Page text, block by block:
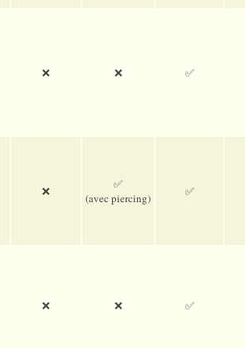
❌ ❌ ✅
❌
✅
(avec pier­cing)
✅
❌ ❌ ✅